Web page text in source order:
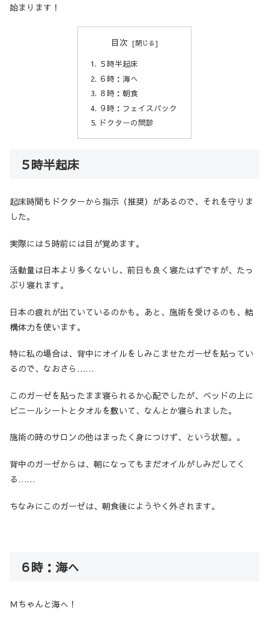
始まります！
目次
５時半起床
６時：海へ
８時：朝食
９時：フェイスパック
ドクターの問診
５時半起床
起床時間もドクターから指示（推奨）があるので、それを守りま
した。
実際には５時前には目が覚めます。
活動量は日本より多くないし、前日も良く寝たはずですが、たっ
ぷり寝れます。
日本の疲れが出ていているのかも。あと、施術を受けるのも、結
構体力を使います。
特に私の場合は、背中にオイルをしみこませたガーゼを貼ってい
るので、なおさら……
このガーゼを貼ったまま寝られるか心配でしたが、ベッドの上に
ビニールシートとタオルを敷いて、なんとか寝られました。
施術の時のサロンの他はまったく身につけず、という状態。。
背中のガーゼからは、朝になってもまだオイルがしみだしてく
る……
ちなみにこのガーゼは、朝食後にようやく外されます。
６時：海へ
Ｍちゃんと海へ！